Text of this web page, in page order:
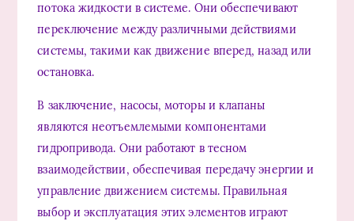
потока жидкости в системе. Они обеспечивают
переключение между различными действиями
системы, такими как движение вперед, назад или
остановка.
В заключение, насосы, моторы и клапаны
являются неотъемлемыми компонентами
гидропривода. Они работают в тесном
взаимодействии, обеспечивая передачу энергии и
управление движением системы. Правильная
выбор и эксплуатация этих элементов играют